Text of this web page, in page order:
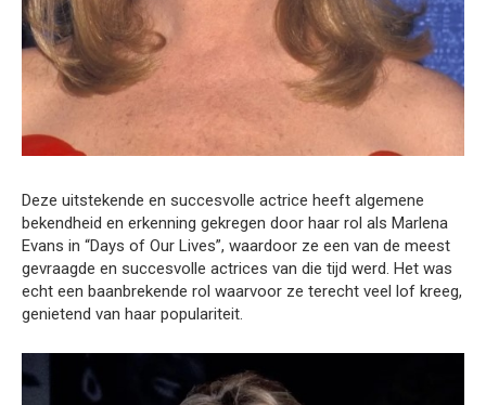
Deze uitstekende en succesvolle actrice heeft algemene
bekendheid en erkenning gekregen door haar rol als Marlena
Evans in “Days of Our Lives”, waardoor ze een van de meest
gevraagde en succesvolle actrices van die tijd werd. Het was
echt een baanbrekende rol waarvoor ze terecht veel lof kreeg,
genietend van haar populariteit.